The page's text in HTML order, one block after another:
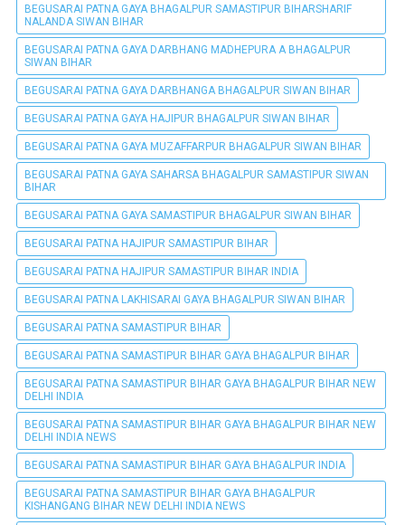
BEGUSARAI PATNA GAYA BHAGALPUR SAMASTIPUR BIHARSHARIF
NALANDA SIWAN BIHAR
BEGUSARAI PATNA GAYA DARBHANG MADHEPURA A BHAGALPUR
SIWAN BIHAR
BEGUSARAI PATNA GAYA DARBHANGA BHAGALPUR SIWAN BIHAR
BEGUSARAI PATNA GAYA HAJIPUR BHAGALPUR SIWAN BIHAR
BEGUSARAI PATNA GAYA MUZAFFARPUR BHAGALPUR SIWAN BIHAR
BEGUSARAI PATNA GAYA SAHARSA BHAGALPUR SAMASTIPUR SIWAN
BIHAR
BEGUSARAI PATNA GAYA SAMASTIPUR BHAGALPUR SIWAN BIHAR
BEGUSARAI PATNA HAJIPUR SAMASTIPUR BIHAR
BEGUSARAI PATNA HAJIPUR SAMASTIPUR BIHAR INDIA
BEGUSARAI PATNA LAKHISARAI GAYA BHAGALPUR SIWAN BIHAR
BEGUSARAI PATNA SAMASTIPUR BIHAR
BEGUSARAI PATNA SAMASTIPUR BIHAR GAYA BHAGALPUR BIHAR
BEGUSARAI PATNA SAMASTIPUR BIHAR GAYA BHAGALPUR BIHAR NEW
DELHI INDIA
BEGUSARAI PATNA SAMASTIPUR BIHAR GAYA BHAGALPUR BIHAR NEW
DELHI INDIA NEWS
BEGUSARAI PATNA SAMASTIPUR BIHAR GAYA BHAGALPUR INDIA
BEGUSARAI PATNA SAMASTIPUR BIHAR GAYA BHAGALPUR
KISHANGANG BIHAR NEW DELHI INDIA NEWS